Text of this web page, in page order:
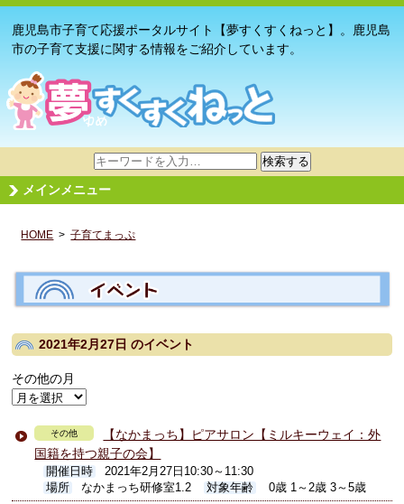
鹿児島市子育て応援ポータルサイト【夢すくすくねっと】。鹿児島
市の子育て支援に関する情報をご紹介しています。
サ
イ
ト
検
検索する
メインメニュー
HOME >子育てまっぷ
2021年2月27日のイベント
その他の月
その他
【なかまっち】ピアサロン【ミルキーウェイ：外
国籍を持つ親子の会】
開催日時
2021年2月27日10:30～11:30
場所
なかまっち研修室1.2 対象年齢 0歳 1～2歳 3～5歳